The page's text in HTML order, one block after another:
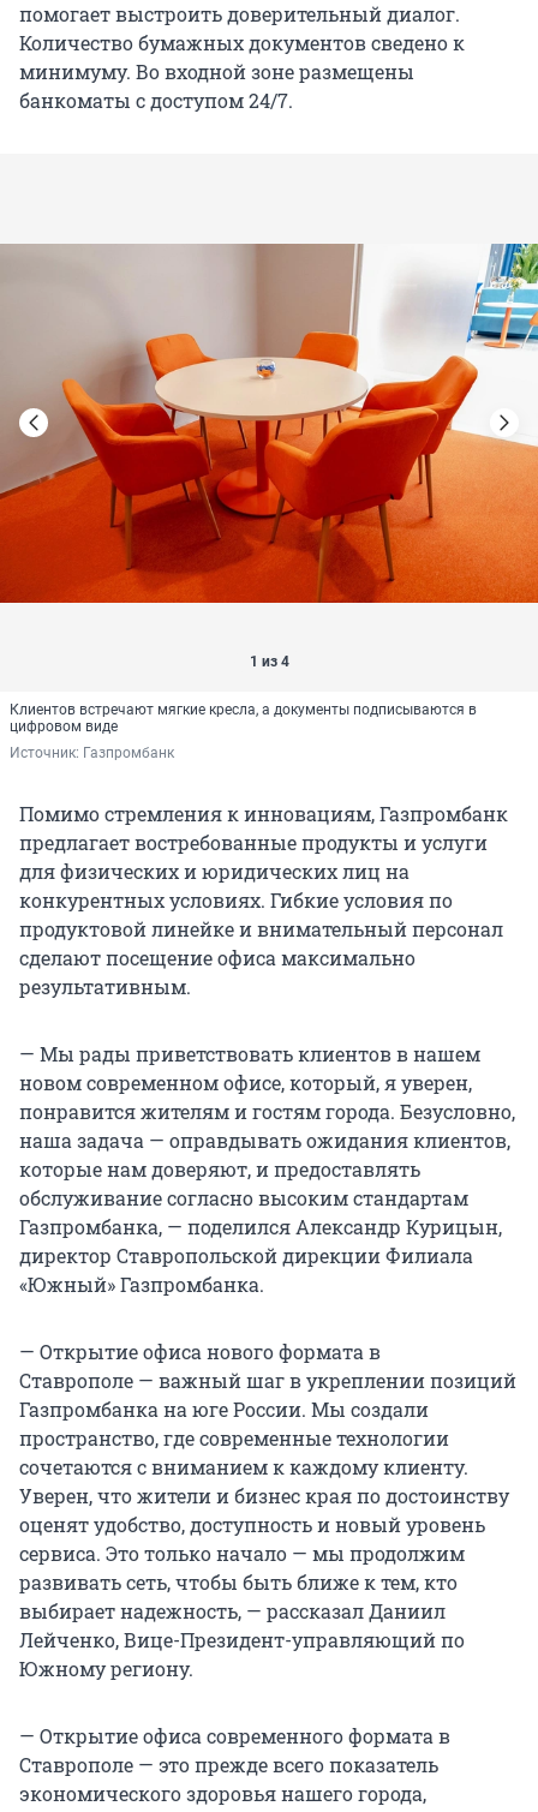
помогает выстроить доверительный диалог.
Количество бумажных документов сведено к
минимуму. Во входной зоне размещены
банкоматы с доступом 24/7.
1 из 4
Клиентов встречают мягкие кресла, а документы подписываются в
цифровом виде
Источник: Газпромбанк
Помимо стремления к инновациям, Газпромбанк
предлагает востребованные продукты и услуги
для физических и юридических лиц на
конкурентных условиях. Гибкие условия по
продуктовой линейке и внимательный персонал
сделают посещение офиса максимально
результативным.
— Мы рады приветствовать клиентов в нашем
новом современном офисе, который, я уверен,
понравится жителям и гостям города. Безусловно,
наша задача — оправдывать ожидания клиентов,
которые нам доверяют, и предоставлять
обслуживание согласно высоким стандартам
Газпромбанка, — поделился Александр Курицын,
директор Ставропольской дирекции Филиала
«Южный» Газпромбанка.
— Открытие офиса нового формата в
Ставрополе — важный шаг в укреплении позиций
Газпромбанка на юге России. Мы создали
пространство, где современные технологии
сочетаются с вниманием к каждому клиенту.
Уверен, что жители и бизнес края по достоинству
оценят удобство, доступность и новый уровень
сервиса. Это только начало — мы продолжим
развивать сеть, чтобы быть ближе к тем, кто
выбирает надежность, — рассказал Даниил
Лейченко, Вице-Президент-управляющий по
Южному региону.
— Открытие офиса современного формата в
Ставрополе — это прежде всего показатель
экономического здоровья нашего города,